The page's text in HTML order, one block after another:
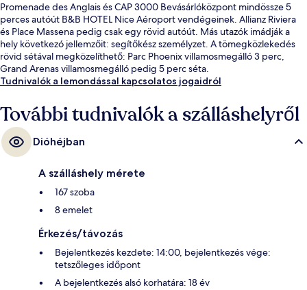
Promenade des Anglais és CAP 3000 Bevásárlóközpont mindössze 5
perces autóút B&B HOTEL Nice Aéroport vendégeinek. Allianz Riviera
és Place Massena pedig csak egy rövid autóút. Más utazók imádják a
hely következó jellemzőit: segítőkész személyzet. A tömegközlekedés
rövid sétával megközelíthető: Parc Phoenix villamosmegálló 3 perc,
Grand Arenas villamosmegálló pedig 5 perc séta.
Tudnivalók a lemondással kapcsolatos jogaidról
További tudnivalók a szálláshelyről
Dióhéjban
A szálláshely mérete
167 szoba
8 emelet
Érkezés/távozás
Bejelentkezés kezdete: 14:00, bejelentkezés vége:
tetszőleges időpont
A bejelentkezés alsó korhatára: 18 év